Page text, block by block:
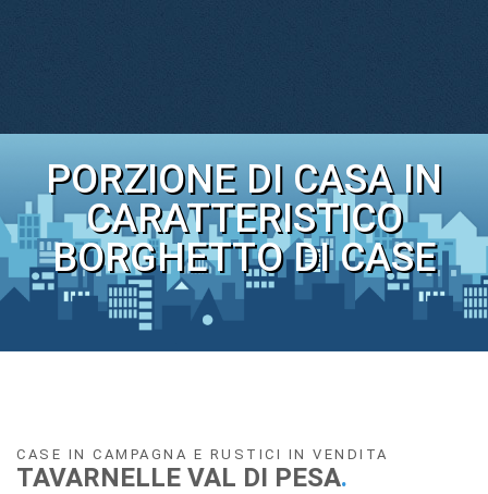
PORZIONE DI CASA IN
CARATTERISTICO
BORGHETTO DI CASE
CASE IN CAMPAGNA E RUSTICI IN VENDITA
TAVARNELLE VAL DI PESA.